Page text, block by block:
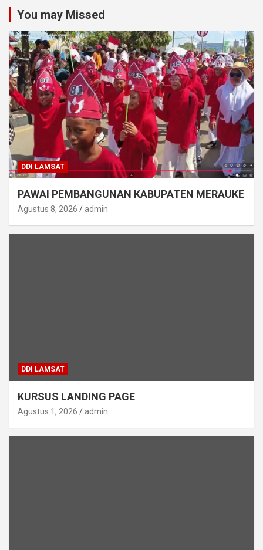
You may Missed
DDI LAMSAT
PAWAI PEMBANGUNAN KABUPATEN MERAUKE
Agustus 8, 2026 admin
DDI LAMSAT
KURSUS LANDING PAGE
Agustus 1, 2026 admin